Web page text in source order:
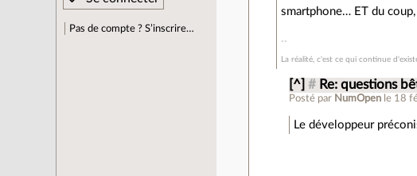
Pas de compte ? S’inscrire…
smartphone… ET du
La réalité, c'est ce qui continue
[^] # Re: questions
Posté par NumOpen le 18
Le développeur